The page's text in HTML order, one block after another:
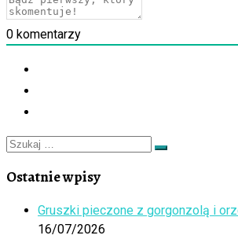
0 komentarzy
Szukaj
Szukaj
Ostatnie wpisy
Gruszki pieczone z gorgonzolą i
16/07/2026